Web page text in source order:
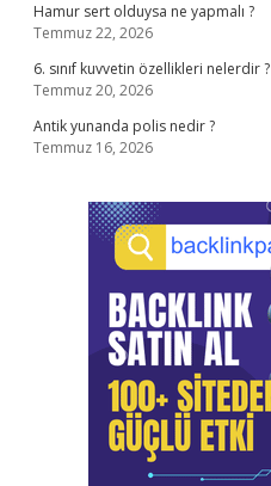
Hamur sert olduysa ne yapmalı ?
Temmuz 22, 2026
6. sınıf kuvvetin özellikleri nelerdir ?
Temmuz 20, 2026
Antik yunanda polis nedir ?
Temmuz 16, 2026